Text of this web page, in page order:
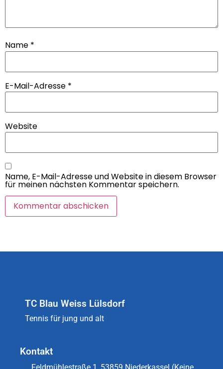
Name *
E-Mail-Adresse *
Website
Name, E-Mail-Adresse und Website in diesem Browser
für meinen nächsten Kommentar speichern.
TC Blau Weiss Lülsdorf
Tennis für jung und alt
Kontakt